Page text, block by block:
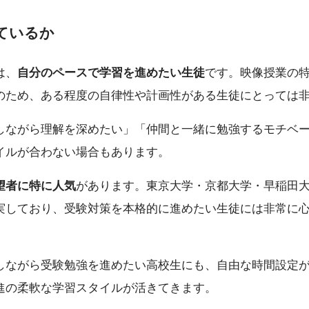
いるか
自分のペースで学習を進めたい生徒です。映像授業の
ため、ある程度の自律性や計画性がある生徒にとっては
ながら理解を深めたい」「仲間と一緒に勉強するモチベ
が合わない場合もあります。
者に特に人気があります。東京大学・京都大学・早稲田
しており、受験対策を本格的に進めたい生徒には非常に
ながら受験勉強を進めたい高校生にも、自由な時間設定
柔軟な学習スタイルが活きてきます。